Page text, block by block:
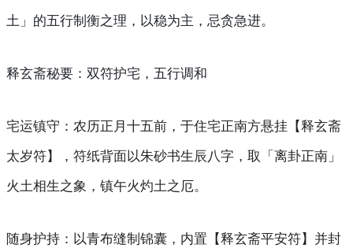
土」的五行制衡之理，以稳为主，忌贪急进。
释玄斋秘要：双符护宅，五行调和
宅运镇守 ：农历正月十五前，于住宅正南方悬挂【释玄斋
太岁符】，符纸背面以朱砂书生辰八字，取「离卦正南」
火土相生之象，镇午火灼土之厄。
随身护持 ：以青布缝制锦囊，内置【释玄斋平安符】并封